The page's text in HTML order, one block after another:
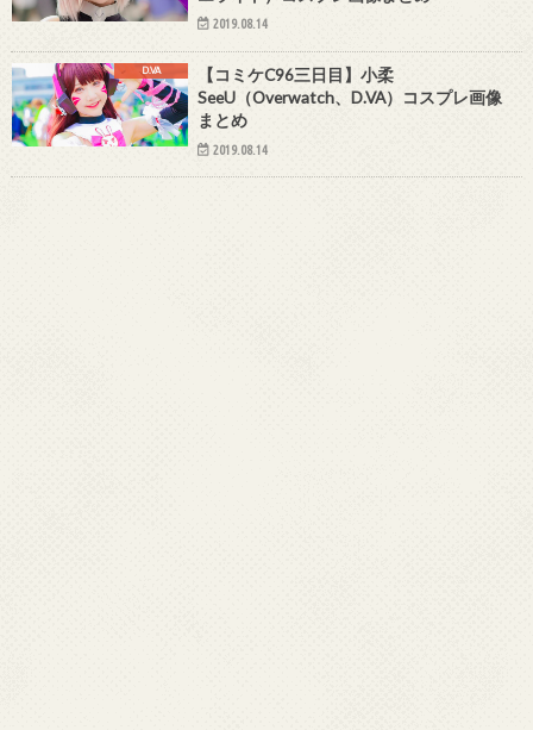
2019.08.14
D.VA
【コミケC96三日目】小柔
SeeU（Overwatch、D.VA）コスプレ画像
まとめ
2019.08.14